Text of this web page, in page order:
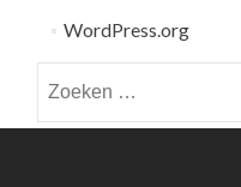
WordPress.org
naar: